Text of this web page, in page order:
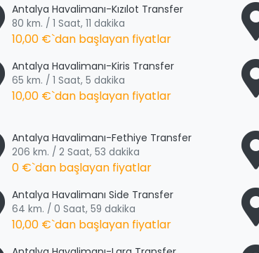
Antalya Havalimanı-Kızılot Transfer
80 km. / 1 Saat, 11 dakika
10,00 €`dan başlayan fiyatlar
Antalya Havalimanı-Kiris Transfer
65 km. / 1 Saat, 5 dakika
10,00 €`dan başlayan fiyatlar
Antalya Havalimanı-Fethiye Transfer
206 km. / 2 Saat, 53 dakika
0 €`dan başlayan fiyatlar
Antalya Havalimanı Side Transfer
64 km. / 0 Saat, 59 dakika
10,00 €`dan başlayan fiyatlar